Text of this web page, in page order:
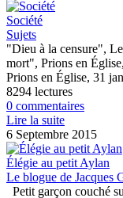
Société
Sujets
"Dieu à la censure",
mort", Prions en
Prions en Église, 31
8294 lectures
0 commentaires
Lire la suite
6 Septembre 2015
Élégie au petit Aylan
Le blogue de Jacques
Petit garçon couché